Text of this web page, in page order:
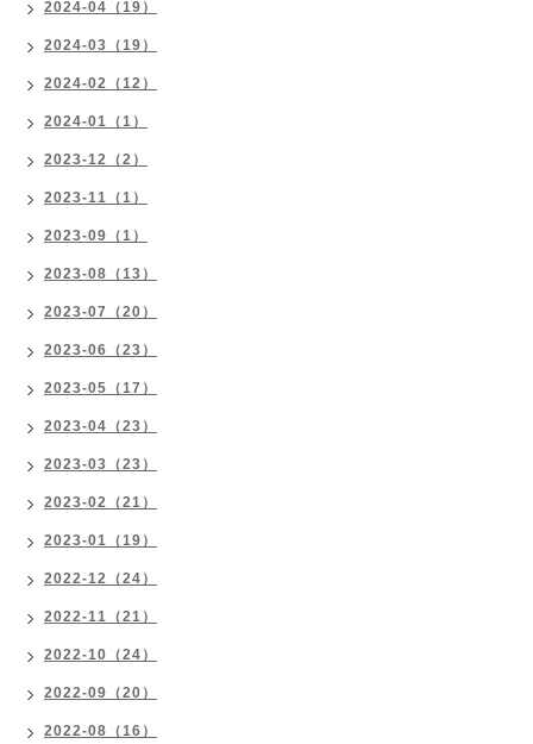
2024-04（19）
2024-03（19）
2024-02（12）
2024-01（1）
2023-12（2）
2023-11（1）
2023-09（1）
2023-08（13）
2023-07（20）
2023-06（23）
2023-05（17）
2023-04（23）
2023-03（23）
2023-02（21）
2023-01（19）
2022-12（24）
2022-11（21）
2022-10（24）
2022-09（20）
2022-08（16）